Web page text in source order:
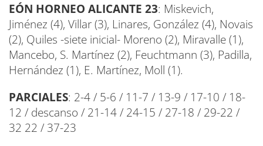
EÓN HORNEO ALICANTE 23: Miskevich,
Jiménez (4), Villar (3), Linares, González (4), Novais
(2), Quiles -siete inicial- Moreno (2), Miravalle (1),
Mancebo, S. Martínez (2), Feuchtmann (3), Padilla,
Hernández (1), E. Martínez, Moll (1).
PARCIALES: 2-4 / 5-6 / 11-7 / 13-9 / 17-10 / 18-
12 / descanso / 21-14 / 24-15 / 27-18 / 29-22 /
32 22 / 37-23